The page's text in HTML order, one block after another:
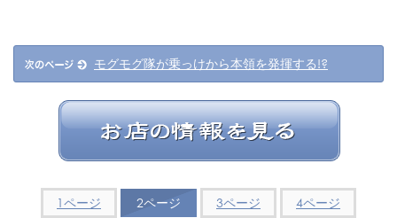
モグモグ隊が乗っけから本領を発揮する!?
1ページ 2ページ 3ページ 4ページ